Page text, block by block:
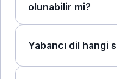
olunabilir mi?
Yabancı dil hangi